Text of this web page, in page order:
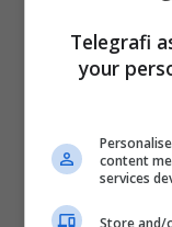
Telegrafi
your
content
services
Store and/